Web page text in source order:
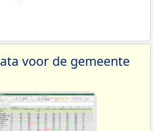
voor de gemeente